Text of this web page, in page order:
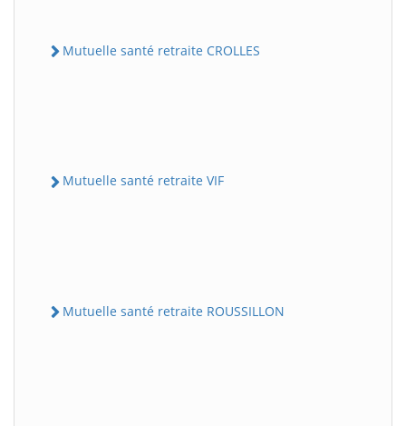
Mutuelle santé retraite CROLLES
Mutuelle santé retraite VIF
Mutuelle santé retraite ROUSSILLON